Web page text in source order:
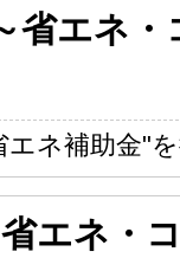
省エネ
ネ補助金"
エネ・